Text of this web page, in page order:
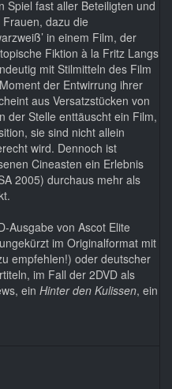
Spiel fast aller Beteiligten und
dazu die
in einem Film, der
Fiktion à la Fritz Langs
mit Stilmitteln des Film
der Entwirrung ihrer
aus Versatzstücken von
der Stelle enttäuscht ein Film,
sie sind nicht allein
wird. Dennoch ist
Cineasten ein Erlebnis
2005) durchaus mehr als
Ausgabe von Ascot Elite
im Originalformat mit
empfehlen!) oder deutscher
im Fall der 2DVD als
ein Hinter den Kulissen, ein